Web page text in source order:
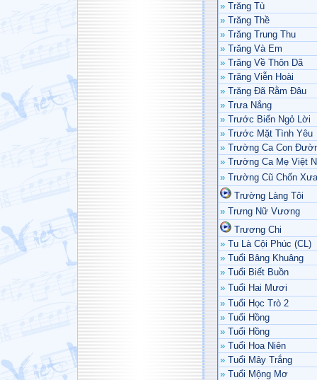
» Trăng Tù
» Trăng Thề
» Trăng Trung Thu
» Trăng Và Em
» Trăng Về Thôn Dã
» Trăng Viễn Hoài
» Trăng Đã Rằm Đâu
» Trưa Nắng
» Trước Biển Ngỏ Lời
» Trước Mặt Tình Yêu
» Trường Ca Con
» Trường Ca Mẹ Việt
» Trường Cũ Chốn Xưa
Trường Làng Tôi
» Trưng Nữ Vương
Trương Chi
» Tu Là Cội Phúc (CL)
» Tuổi Bâng Khuâng
» Tuổi Biết Buồn
» Tuổi Hai Mươi
» Tuổi Học Trò 2
» Tuổi Hồng
» Tuổi Hồng
» Tuổi Hoa Niên
» Tuổi Mây Trắng
» Tuổi Mộng Mơ